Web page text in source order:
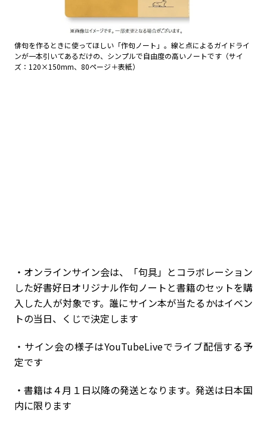
俳句を作るときに使ってほしい「作句ノート」。線と点によるガイドライ
ンが一本引いてあるだけの、シンプルで自由度の高いノートです（サイ
ズ：120×150mm、80ページ＋表紙）
・オンラインサイン会は、「句具」とコラボレーション
した好書好日オリジナル作句ノートと書籍のセットを購
入した人が対象です。誰にサイン本が当たるかはイベン
トの当日、くじで決定します
・サイン会の様子はYouTubeLiveでライブ配信する予
定です
・書籍は４月１日以降の発送となります。発送は日本国
内に限ります